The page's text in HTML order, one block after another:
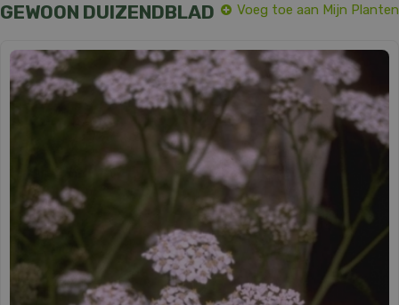
GEWOON DUIZENDBLAD Voeg toe aan Mijn Planten